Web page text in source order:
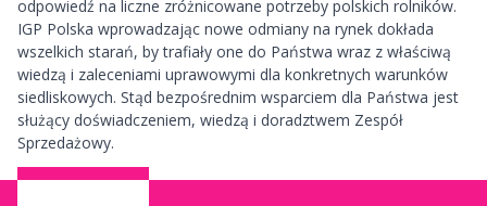
odpowiedź na liczne zróżnicowane potrzeby polskich rolników.
IGP Polska wprowadzając nowe odmiany na rynek dokłada
wszelkich starań, by trafiały one do Państwa wraz z właściwą
wiedzą i zaleceniami uprawowymi dla konkretnych warunków
siedliskowych. Stąd bezpośrednim wsparciem dla Państwa jest
służący doświadczeniem, wiedzą i doradztwem Zespół
Sprzedażowy.